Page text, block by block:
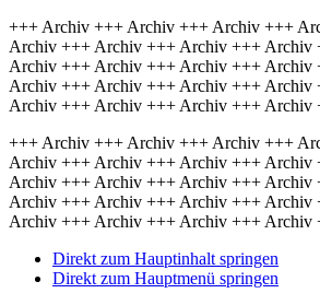
+++ Archiv +++ Archiv +++ Archiv +++
Archiv +++ Archiv +++ Archiv +++ Archiv
Archiv +++ Archiv +++ Archiv +++ Archiv
Archiv +++ Archiv +++ Archiv +++ Archiv
Archiv +++ Archiv +++ Archiv +++ Archiv
+++ Archiv +++ Archiv +++ Archiv +++
Archiv +++ Archiv +++ Archiv +++ Archiv
Archiv +++ Archiv +++ Archiv +++ Archiv
Archiv +++ Archiv +++ Archiv +++ Archiv
Archiv +++ Archiv +++ Archiv +++ Archiv
Direkt zum Hauptinhalt springen
Direkt zum Hauptmenü springen